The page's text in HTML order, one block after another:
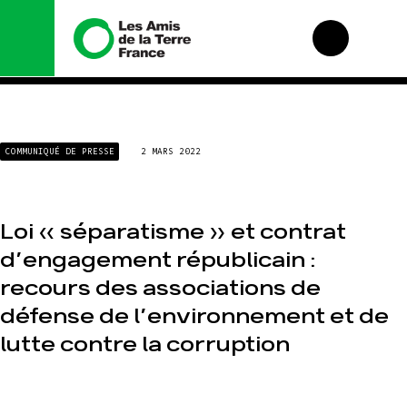
Nous connaître
Histoire
méthodes
Valeurs
Équipes et
fonctionnement
Le réseau dans le
Mode : une tendance
destructrice
Gaz au Mozambique,
la violence TOTAL(e)
Nos autres
COMMUNIQUÉ DE PRESSE 2 MARS 2022
Loi « séparatisme » et contrat
d’engagement républicain :
recours des associations de
défense de l’environnement et de
lutte contre la corruption